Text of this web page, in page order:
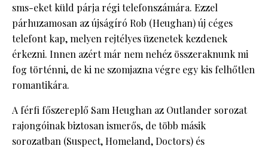
sms-eket küld párja régi telefonszámára. Ezzel
párhuzamosan az újságíró Rob (Heughan) új céges
telefont kap, melyen rejtélyes üzenetek kezdenek
érkezni. Innen azért már nem nehéz összeraknunk mi
fog történni, de ki ne szomjazna végre egy kis felhőtlen
romantikára.
A férfi főszereplő Sam Heughan az Outlander sorozat
rajongóinak biztosan ismerős, de több másik
sorozatban (Suspect, Homeland, Doctors) és